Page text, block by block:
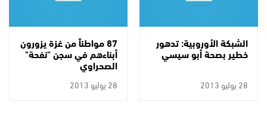
الشبكة الأوروبية: تدهور
خطير بصحة أبو سيسي
28 يوليو 2013
87 مواطناً من غزة يزورون
أبناءهم في سجن "نفحة"
الصحراوي
28 يوليو 2013